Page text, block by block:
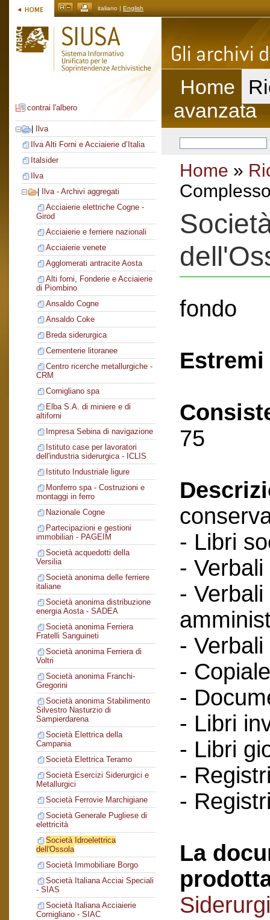
italiano | English
contrai l'albero
Ilva
Ilva Alti Forni e Acciaierie d’Italia
Italsider
Ilva
Ilva - Archivi aggregati
Acciaierie elettriche Cogne -
Girod
Acciaierie e ferriere nazionali
Acciaierie venete
Agglomerati antracite Aosta
Alti forni, Fonderie e Acciaierie
di Piombino
Ansaldo Cogne
Ansaldo Coke
Breda siderurgica
Cementerie litoranee
Centro ricerche metallurgiche -
CRM
Cornigliano spa
Elba S.A. di miniere e di
altiforni
Impresa Sebina di navigazione
Istituto case per lavoratori
dell'industria siderurgica - ICLIS
Istituto Industriale ligure
Monferro spa - Costruzioni e
montaggi in ferro
Nazionale Cogne
Partecipazioni e gestioni
immobiliari - PAGEIM
Società acquedotti della
Versilia
Società anonima delle ferriere
italiane
Società anonima distribuzione
energia Aosta - SADEA
Società anonima Ferriera
Fratelli Sanguineti
Società anonima Ferriera di
Voltri
Società anonima Franchi-
Gregorini
Società anonima Stabilimento
Silvestro Nasturzio di
Sampierdarena
Società Elettrica della
Campania
Società Elettrica Teramo
Società Esercizi Siderurgici e
Metallurgici
Società Ferrovie Marchigiane
Società Generale Pugliese di
elettricità
Società Idroelettrica
dell'Ossola
Società Immobiliare Borgo
Società Italiana Acciai Speciali
- SIAS
Società Italiana Acciaierie
Cornigliano - SIAC
Home
avanzata
Home »
fondo
75
- Libri
-
-
-
-
-
- Libri
- Libri
-
-
La